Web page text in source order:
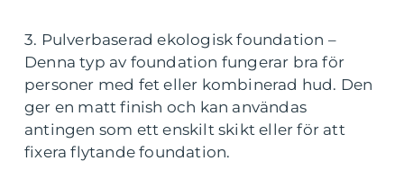
3. Pulverbaserad ekologisk foundation –
Denna typ av foundation fungerar bra för
personer med fet eller kombinerad hud. Den
ger en matt finish och kan användas
antingen som ett enskilt skikt eller för att
fixera flytande foundation.